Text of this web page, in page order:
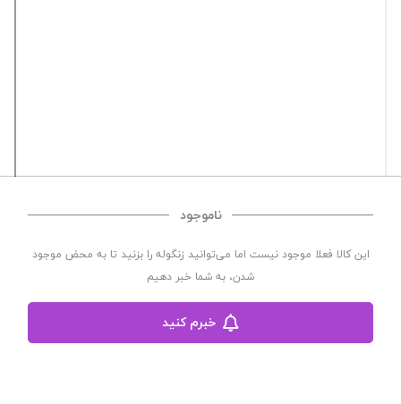
ناموجود
این کالا فعلا موجود نیست اما می‌توانید زنگوله را بزنید تا به محض موجود
شدن، به شما خبر دهیم
خبرم کنید